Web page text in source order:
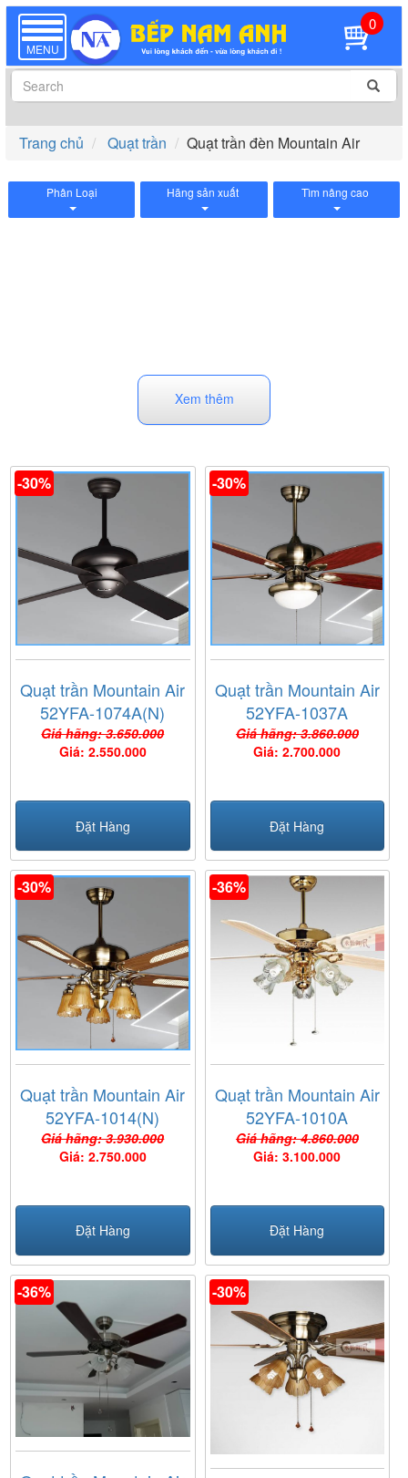
TOGGLE
NAVIGATION
MENU
0
Trang chủ Quạt trần Quạt trần đèn Mountain Air
Phân Loại Hãng sản xuất Tìm nâng cao
Xem thêm
-30%
Quạt trần Mountain Air
52YFA-1074A(N)
Giá hãng: 3.650.000
Giá: 2.550.000
Đặt Hàng
-30%
Quạt trần Mountain Air
52YFA-1037A
Giá hãng: 3.860.000
Giá: 2.700.000
Đặt Hàng
-30%
Quạt trần Mountain Air
52YFA-1014(N)
Giá hãng: 3.930.000
Giá: 2.750.000
Đặt Hàng
-36%
Quạt trần Mountain Air
52YFA-1010A
Giá hãng: 4.860.000
Giá: 3.100.000
Đặt Hàng
-36% -30%